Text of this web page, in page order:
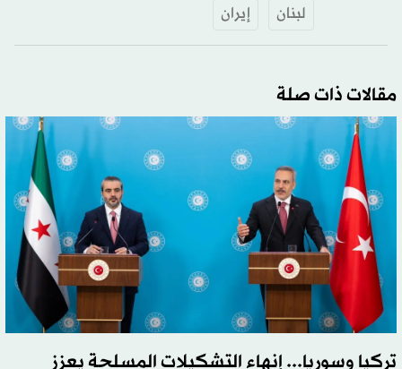
لبنان
إيران
مقالات ذات صلة
تركيا وسوريا... إنهاء التشكيلات المسلحة يعزز